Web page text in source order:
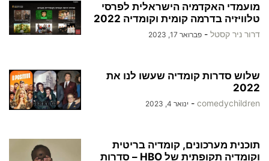
מועמדי האקדמיה הישראלית לפרסי
טלוויזיה בדרמה קומית וקומדיה 2022
דרור ניר קסטל - פברואר 17, 2023
שלוש סדרות קומדיה שעשו לנו את
2022
comedychildren
- ינואר 4, 2023
תוכנית מערכונים, קומדיה בריטית
וקומדיה תקופתית של HBO – סדרות